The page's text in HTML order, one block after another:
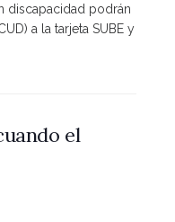
discapacidad podrán
a la tarjeta SUBE y
el